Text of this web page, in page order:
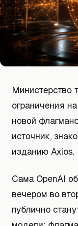
Министерство
ограничения
новой
источник,
изданию Axios.
Сама OpenAI
вечером во
публично